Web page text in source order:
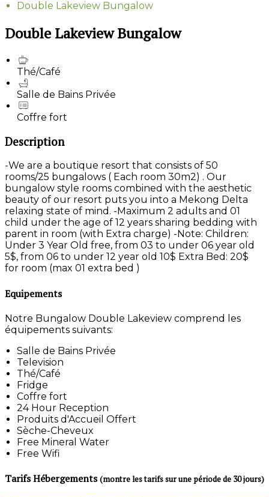
Double Lakeview Bungalow
Double Lakeview Bungalow
Thé/Café
Salle de Bains Privée
Coffre fort
Description
-We are a boutique resort that consists of 50
rooms/25 bungalows ( Each room 30m2) . Our
bungalow style rooms combined with the aesthetic
beauty of our resort puts you into a Mekong Delta
relaxing state of mind. -Maximum 2 adults and 01
child under the age of 12 years sharing bedding with
parent in room (with Extra charge) -Note: Children:
Under 3 Year Old free, from 03 to under 06 year old
5$, from 06 to under 12 year old 10$ Extra Bed: 20$
for room (max 01 extra bed )
Equipements
Notre Bungalow Double Lakeview comprend les
équipements suivants:
Salle de Bains Privée
Television
Thé/Café
Fridge
Coffre fort
24 Hour Reception
Produits d'Accueil Offert
Sèche-Cheveux
Free Mineral Water
Free Wifi
Tarifs Hébergements(montre les tarifs sur une période de 30 jours)